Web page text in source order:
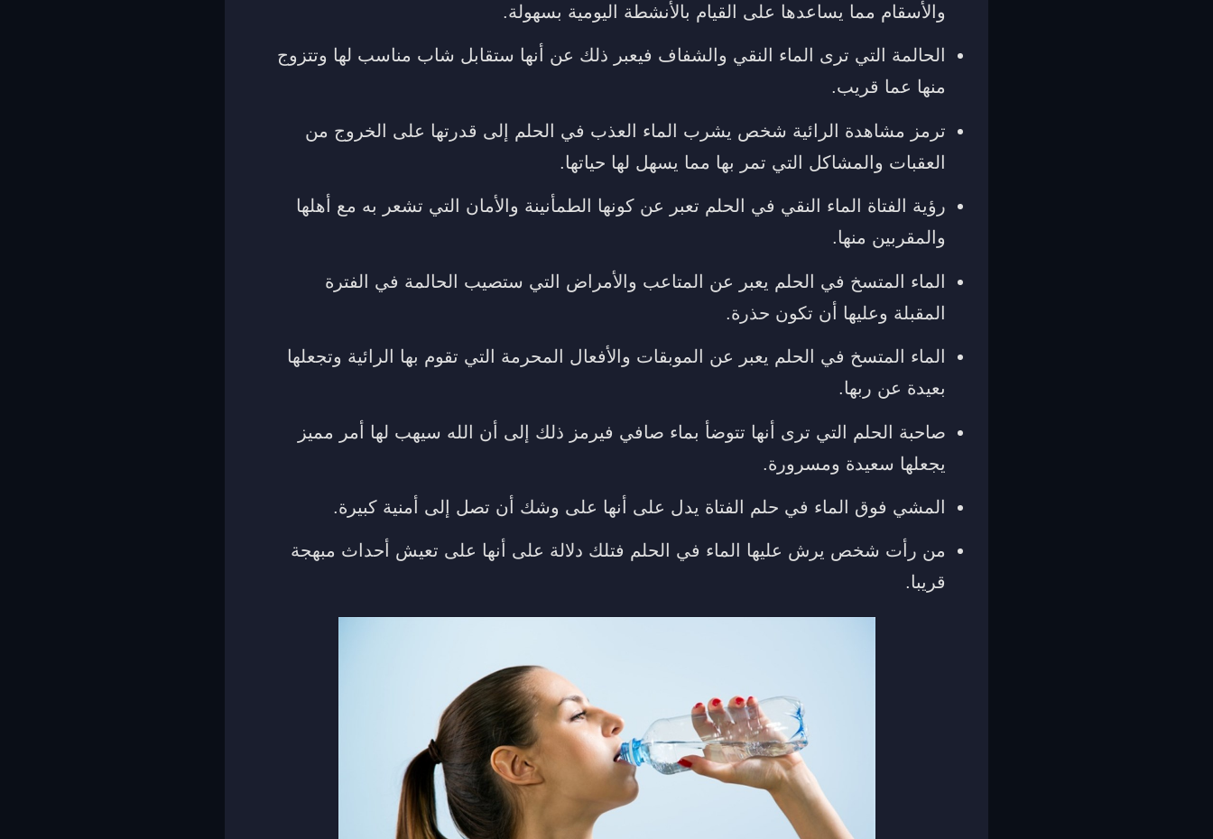
والأسقام مما يساعدها على القيام بالأنشطة اليومية بسهولة.
الحالمة التي ترى الماء النقي والشفاف فيعبر ذلك عن أنها ستقابل شاب مناسب لها وتتزوج
منها عما قريب.
ترمز مشاهدة الرائية شخص يشرب الماء العذب في الحلم إلى قدرتها على الخروج من
العقبات والمشاكل التي تمر بها مما يسهل لها حياتها.
رؤية الفتاة الماء النقي في الحلم تعبر عن كونها الطمأنينة والأمان التي تشعر به مع أهلها
والمقربين منها.
الماء المتسخ في الحلم يعبر عن المتاعب والأمراض التي ستصيب الحالمة في الفترة
المقبلة وعليها أن تكون حذرة.
الماء المتسخ في الحلم يعبر عن الموبقات والأفعال المحرمة التي تقوم بها الرائية وتجعلها
بعيدة عن ربها.
صاحبة الحلم التي ترى أنها تتوضأ بماء صافي فيرمز ذلك إلى أن الله سيهب لها أمر مميز
يجعلها سعيدة ومسرورة.
المشي فوق الماء في حلم الفتاة يدل على أنها على وشك أن تصل إلى أمنية كبيرة.
من رأت شخص يرش عليها الماء في الحلم فتلك دلالة على أنها على تعيش أحداث مبهجة
قريبا.